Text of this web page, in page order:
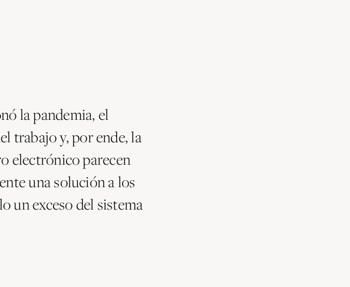
la pandemia, el
trabajo y, por ende, la
electrónico parecen
una solución a los
un exceso del sistema